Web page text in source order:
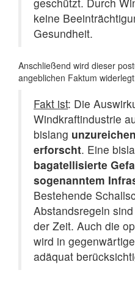
keine
Gesundheit.
Anschließend wird dieser
angeblichen Faktum
Fakt ist: Die
Windkraftindustrie
bislang
erforscht. Eine
bagatellisierte
sogenanntem
Bestehende
Abstandsregeln
der Zeit. Auch die
wird in
adäquat